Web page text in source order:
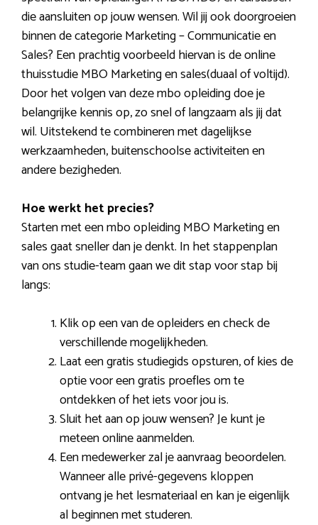
die aansluiten op jouw wensen. Wil jij ook doorgroeien
binnen de categorie Marketing – Communicatie en
Sales? Een prachtig voorbeeld hiervan is de online
thuisstudie MBO Marketing en sales(duaal of voltijd).
Door het volgen van deze mbo opleiding doe je
belangrijke kennis op, zo snel of langzaam als jij dat
wil. Uitstekend te combineren met dagelijkse
werkzaamheden, buitenschoolse activiteiten en
andere bezigheden.
Hoe werkt het precies?
Starten met een mbo opleiding MBO Marketing en
sales gaat sneller dan je denkt. In het stappenplan
van ons studie-team gaan we dit stap voor stap bij
langs:
Klik op een van de opleiders en check de
verschillende mogelijkheden.
Laat een gratis studiegids opsturen, of kies de
optie voor een gratis proefles om te
ontdekken of het iets voor jou is.
Sluit het aan op jouw wensen? Je kunt je
meteen online aanmelden.
Een medewerker zal je aanvraag beoordelen.
Wanneer alle privé-gegevens kloppen
ontvang je het lesmateriaal en kan je eigenlijk
al beginnen met studeren.